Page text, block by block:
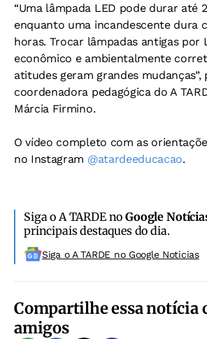
“Uma lâmpada LED pode durar até
enquanto uma incandescente dura
horas. Trocar lâmpadas antigas por
econômico e ambientalmente
atitudes geram grandes
coordenadora pedagógica do A
Márcia Firmino.
O vídeo completo com as
no Instagram @atardeeducacao.
Siga o A TARDE noGoogle
principais destaques do dia.
Siga o A TARDE no Google Noticias
Compartilhe essa notícia
amigos